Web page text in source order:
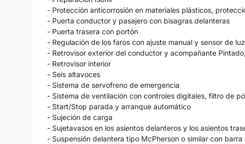
- Protección anticorrosión en materiales plásticos,
- Puerta conductor y pasajero con bisagras delanteras
- Puerta trasera con portón
- Regulación de los faros con ajuste manual y sensor de
- Retrovisor exterior del conductor y acompañante
- Retrovisor interior
- Seis altavoces
- Sistema de servofreno de emergencia
- Sistema de ventilación con controles digitales, filtro de
- Start/Stop parada y arranque automático
- Sujeción de carga
- Sujetavasos en los asientos delanteros y los asientos
- Suspensión delantera tipo McPherson o similar con